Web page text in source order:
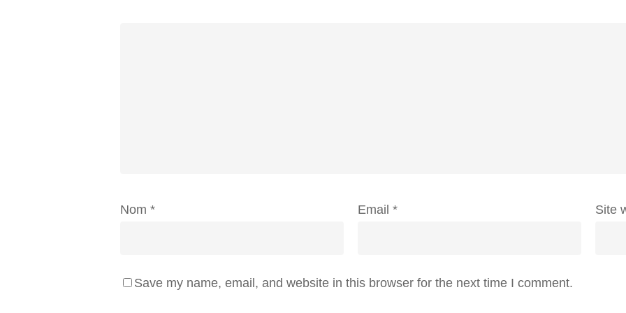
Nom * Email * Site
Save my name, email, and website in this browser for the next time I comment.